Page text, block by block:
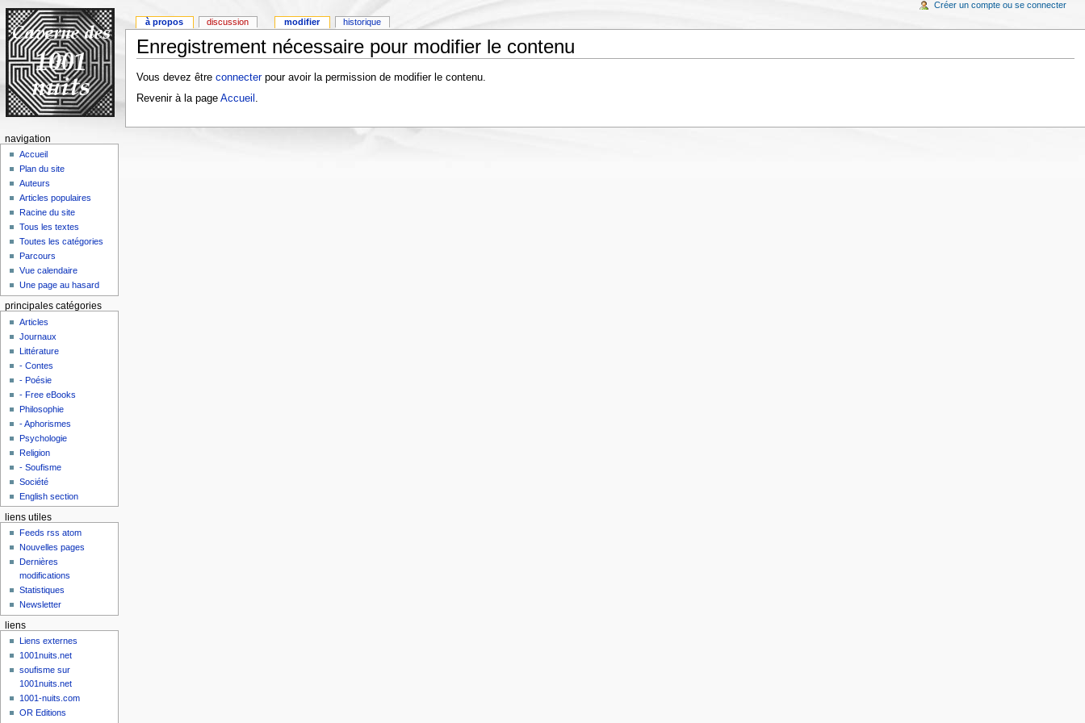
Enregistrement nécessaire pour modifier le contenu
Vous devez être connecterpour avoir la permission de modifier le contenu.
Revenir à la page Accueil
à propos discussion modifier historique
Créer un compte ou se connecter
navigation
Accueil
Plan du site
Auteurs
Articles populaires
Racine du site
Tous les textes
Toutes les catégories
Parcours
Vue calendaire
Une page au hasard
principales catégories
Articles
Journaux
Littérature
- Contes
- Poésie
- Free eBooks
Philosophie
- Aphorismes
Psychologie
Religion
- Soufisme
Société
English section
liens utiles
Feeds rss atom
Nouvelles pages
Dernières
modifications
Statistiques
Newsletter
liens
Liens externes
1001nuits.net
soufisme sur
1001nuits.net
1001-nuits.com
OR Editions